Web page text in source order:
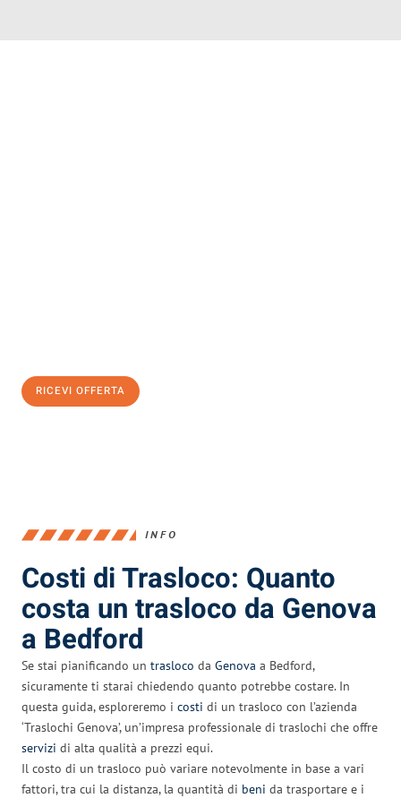
RICEVI OFFERTA
INFO
Costi di Trasloco: Quanto
costa un trasloco da Genova
a Bedford
Se stai pianificando un trasloco da Genova a Bedford,
sicuramente ti starai chiedendo quanto potrebbe costare. In
questa guida, esploreremo i costi di un trasloco con l’azienda
‘Traslochi Genova’, un’impresa professionale di traslochi che offre
servizi di alta qualità a prezzi equi.
Il costo di un trasloco può variare notevolmente in base a vari
fattori, tra cui la distanza, la quantità di beni da trasportare e i